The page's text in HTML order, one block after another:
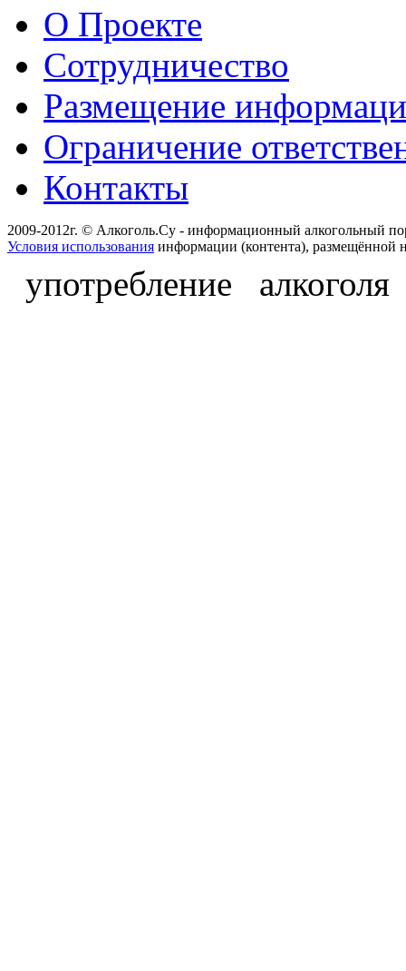
О Проекте
Сотрудничество
Размещение
Ограничение
Контакты
2009-2012г. © Алкоголь.Су - информационный алкогольный
Условия использования информации (контента), размещённой
употребление